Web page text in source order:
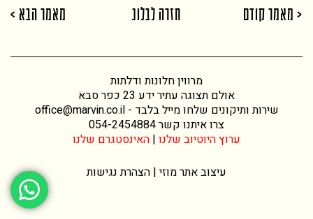
< מאמר קודם חזרה לבלוג מאמר הבא >
מרווין חלונות ודלתות
אולם תצוגה עתיר ידע 23 כפר סבא
שירות ותיקונים שלחו מייל בלבד -office@marvin.co.il
צרו איתנו קשר054-2454884
ערוץ היוטיוב שלנו | האינסטגרם שלנו
עיצוב אתרמוזי | הצהרת נגישות